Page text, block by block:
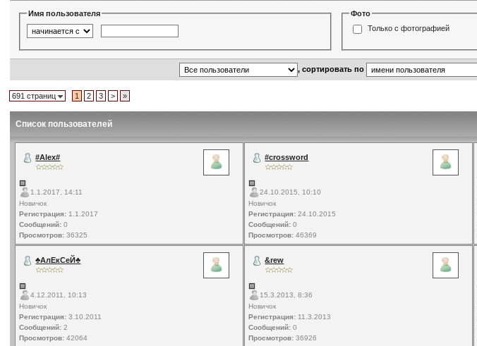
Имя пользователя
Фото
Только с фотографией
, сортировать по
691 страниц 1 2 3 > »
Список пользователей
#Alex#
1.1.2017, 14:11
Новичок
Регистрация: 1.1.2017
Сообщений: 0
Просмотров: 36325
#crossword
24.10.2015, 10:10
Новичок
Регистрация: 24.10.2015
Сообщений: 0
Просмотров: 46369
♣АлЕкСеЙ♣
4.12.2011, 10:13
Новичок
Регистрация: 3.10.2011
Сообщений: 2
Просмотров: 42064
&rew
15.3.2013, 8:36
Новичок
Регистрация: 11.3.2013
Сообщений: 0
Просмотров: 36926